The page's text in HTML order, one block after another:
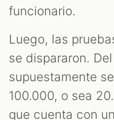
funcionario.
Luego, las
se dispararon.
supuestamente
100.000, o sea
que cuenta con